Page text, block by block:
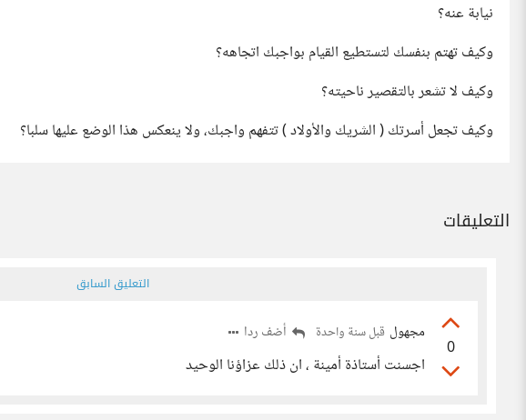
نيابة عنه؟
وكيف تهتم بنفسك لتستطيع القيام بواجبك اتجاهه؟
وكيف لا تشعر بالتقصير ناحيته؟
وكيف تجعل أسرتك ( الشريك والأولاد ) تتفهم واجبك، ولا ينعكس هذا الوضع عليها سلبا؟
التعليقات
التعليق السابق
0
مجهول قبل سنة واحدة أضف ردا
اجسنت أستاذة أمينة ، ان ذلك عزاؤنا الوحيد